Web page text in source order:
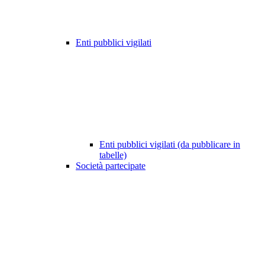
Enti pubblici vigilati
Enti pubblici vigilati (da pubblicare in
tabelle)
Società partecipate